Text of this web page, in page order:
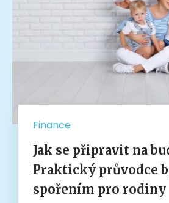
Finance
Jak se připravit na
Praktický průvodce
spořením pro rodiny